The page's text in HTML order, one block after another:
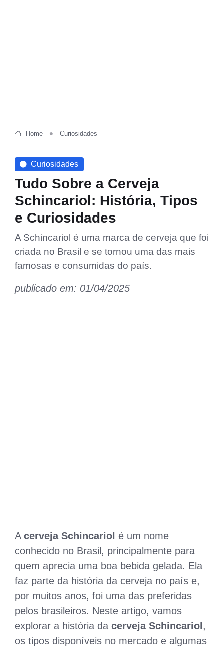
Home Curiosidades
Curiosidades
Tudo Sobre a Cerveja
Schincariol: História, Tipos
e Curiosidades
A Schincariol é uma marca de cerveja que foi
criada no Brasil e se tornou uma das mais
famosas e consumidas do país.
publicado em: 01/04/2025
A cerveja Schincariol é um nome
conhecido no Brasil, principalmente para
quem aprecia uma boa bebida gelada. Ela
faz parte da história da cerveja no país e,
por muitos anos, foi uma das preferidas
pelos brasileiros. Neste artigo, vamos
explorar a história da cerveja Schincariol,
os tipos disponíveis no mercado e algumas